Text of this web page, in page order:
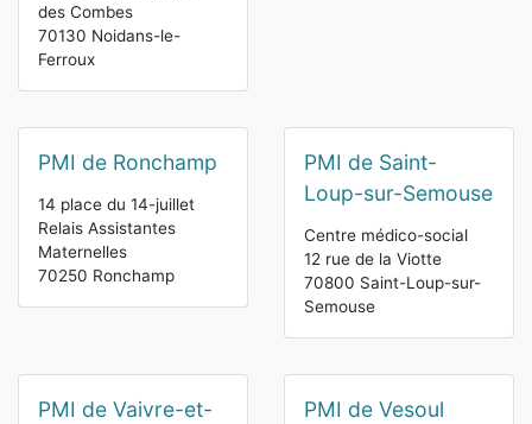
des Combes
70130 Noidans-le-
Ferroux
PMI de Ronchamp
14 place du 14-juillet
Relais Assistantes
Maternelles
70250 Ronchamp
PMI de Saint-
Loup-sur-Semouse
Centre médico-social
12 rue de la Viotte
70800 Saint-Loup-sur-
Semouse
PMI de Vaivre-et-
PMI de Vesoul